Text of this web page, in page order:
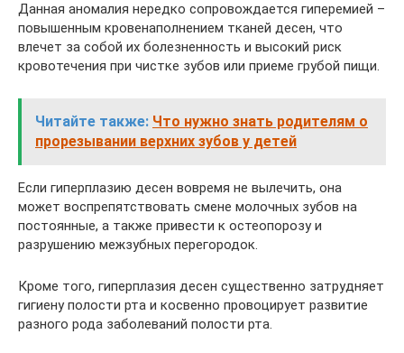
Данная аномалия нередко сопровождается гиперемией –
повышенным кровенаполнением тканей десен, что
влечет за собой их болезненность и высокий риск
кровотечения при чистке зубов или приеме грубой пищи.
Читайте также: Что нужно знать родителям о
прорезывании верхних зубов у детей
Если гиперплазию десен вовремя не вылечить, она
может воспрепятствовать смене молочных зубов на
постоянные, а также привести к остеопорозу и
разрушению межзубных перегородок.
Кроме того, гиперплазия десен существенно затрудняет
гигиену полости рта и косвенно провоцирует развитие
разного рода заболеваний полости рта.